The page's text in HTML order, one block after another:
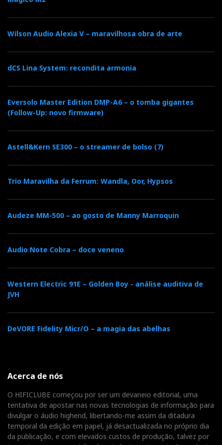
Como não podia deixar de ser, o Chord Hugo II, que
continuo a utilizar como referência, é o mínimo
Os cabos Meze 90, de 8 condutores entrançados, são lindos
como um rosário!
Os Arya traziam
consigo um cabo extra,
Wilson Audio Alexia V – maravilhosa obra de arte
dCS Lina System: recondita armonia
Eversolo Master Edition DMP-A6 – o tomba gigantes
(Follow-Up: novo firmware)
Astell&Kern SE300 – o streamer de bolso (7)
Trio Maravilha da Ferrum: Wandla, Oor, Hypsos
Audeze MM-500 – ao gosto de Manny Marroquin
Audio Note Cobra – doce veneno
Western Electric 91E – Golden Boy - análise auditiva de
JVH
DeVORE Fidelity Micr/O – a magia das abelhas
Acerca de nós
O HIFICLUBE começou por ser um devaneio editorial, uma
tentativa de apostar nas novas tecnologias de informação para
divulgar o áudio highend, libertando-me assim da ditadura
temporal da edição em papel, já desactualizada no próprio dia
da publicação, e com elevados custos de produção, talvez por